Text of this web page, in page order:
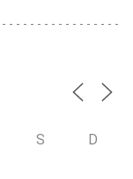
S D